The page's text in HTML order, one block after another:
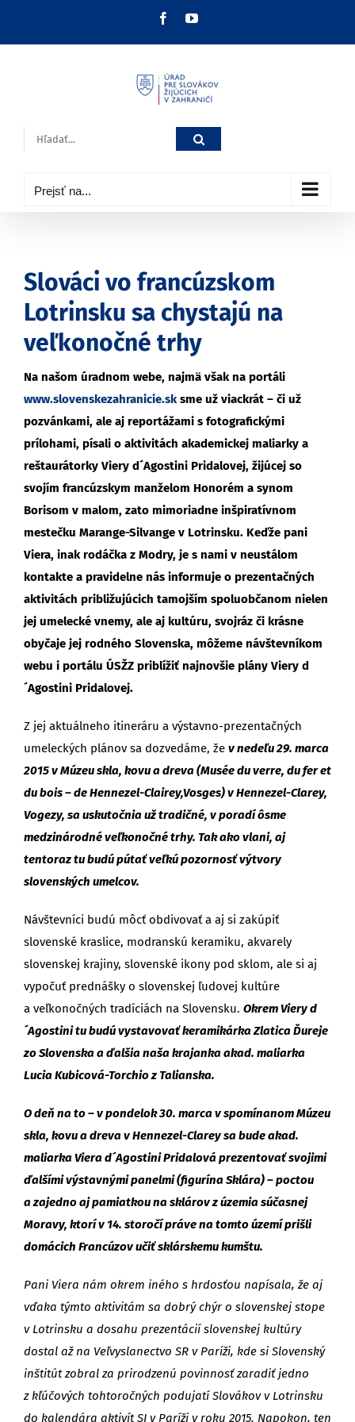
FacebookYouTube
Hľadať:
Prejsť na...
Slováci vo francúzskom
Lotrinsku sa chystajú na
veľkonočné trhy
Na našom úradnom webe, najmä však na portáli
www.slovenskezahranicie.sk sme už viackrát – či už
pozvánkami, ale aj reportážami s fotografickými
prílohami, písali o aktivitách akademickej maliarky a
reštaurátorky Viery d´Agostini Pridalovej, žijúcej so
svojím francúzskym manželom Honorém a synom
Borisom v malom, zato mimoriadne inšpiratívnom
mestečku Marange-Silvange v Lotrinsku. Keďže pani
Viera, inak rodáčka z Modry, je s nami v neustálom
kontakte a pravidelne nás informuje o prezentačných
aktivitách približujúcich tamojším spoluobčanom nielen
jej umelecké vnemy, ale aj kultúru, svojráz či krásne
obyčaje jej rodného Slovenska, môžeme návštevníkom
webu i portálu ÚSŽZ priblížiť najnovšie plány Viery d
´Agostini Pridalovej.
Z jej aktuálneho itineráru a výstavno-prezentačných
umeleckých plánov sa dozvedáme, že v nedeľu 29. marca
2015 v Múzeu skla, kovu a dreva (Musée du verre, du fer et
du bois – de Hennezel-Clairey,Vosges) v Hennezel-Clarey,
Vogezy, sa uskutočnia už tradičné, v poradí ôsme
medzinárodné veľkonočné trhy. Tak ako vlani, aj
tentoraz tu budú pútať veľkú pozornosť výtvory
slovenských umelcov.
Návštevníci budú môcť obdivovať a aj si zakúpiť
slovenské kraslice, modranskú keramiku, akvarely
slovenskej krajiny, slovenské ikony pod sklom, ale si aj
vypočuť prednášky o slovenskej ľudovej kultúre
a veľkonočných tradíciách na Slovensku. Okrem Viery d
´Agostini tu budú vystavovať keramikárka Zlatica Ďureje
zo Slovenska a ďalšia naša krajanka akad. maliarka
Lucia Kubicová-Torchio z Talianska.
O deň na to – v pondelok 30. marca v spomínanom Múzeu
skla, kovu a dreva v Hennezel-Clarey sa bude akad.
maliarka Viera d´Agostini Pridalová prezentovať svojimi
ďalšími výstavnými panelmi (figurína Sklára) – poctou
a zajedno aj pamiatkou na sklárov z územia súčasnej
Moravy, ktorí v 14. storočí práve na tomto území prišli
domácich Francúzov učiť sklárskemu kumštu.
Pani Viera nám okrem iného s hrdosťou napísala, že aj
vďaka týmto aktivitám sa dobrý chýr o slovenskej stope
v Lotrinsku a dosahu prezentácií slovenskej kultúry
dostal až na Veľvyslanectvo SR v Paríži, kde si Slovenský
inštitút zobral za prirodzenú povinnosť zaradiť jedno
z kľúčových tohtoročných podujatí Slovákov v Lotrinsku
do kalendára aktivít SI v Paríži v roku 2015. Napokon, ten